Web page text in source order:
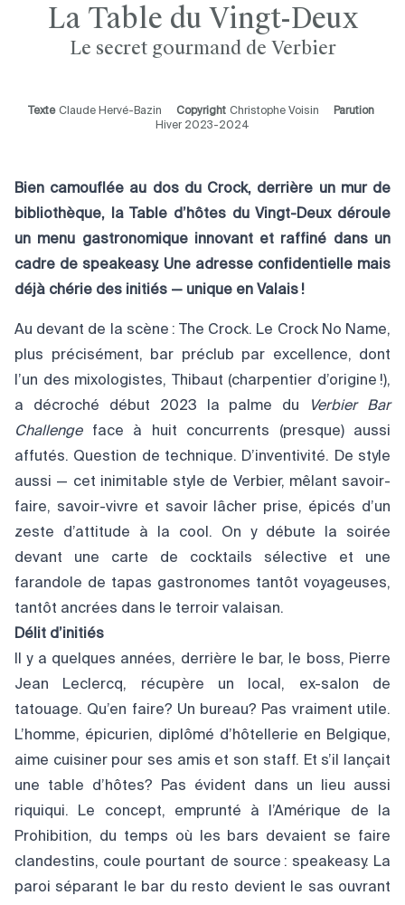
La Table du Vingt-Deux
Le secret gourmand de Verbier
Texte Claude Hervé-Bazin Copyright Christophe Voisin
Parution
Hiver 2023-2024
Bien camouflée au dos du Crock, derrière un mur de
bibliothèque, la Table d’hôtes du Vingt-Deux déroule
un menu gastronomique innovant et raffiné dans un
cadre de speakeasy. Une adresse confidentielle mais
déjà chérie des initiés — unique en Valais !
Au devant de la scène : The Crock. Le Crock No Name,
plus précisément, bar préclub par excellence, dont
l’un des mixologistes, Thibaut (charpentier d’origine !),
a décroché début 2023 la palme du
Verbier Bar
Challengeface à huit concurrents (presque) aussi
affutés. Question de technique. D’inventivité. De style
aussi — cet inimitable style de Verbier, mêlant savoir-
faire, savoir-vivre et savoir lâcher prise, épicés d’un
zeste d’attitude à la cool. On y débute la soirée
devant une carte de cocktails sélective et une
farandole de tapas gastronomes tantôt voyageuses,
tantôt ancrées dans le terroir valaisan.
Délit d’initiés
Il y a quelques années, derrière le bar, le boss, Pierre
Jean Leclercq, récupère un local, ex-salon de
tatouage. Qu’en faire? Un bureau? Pas vraiment utile.
L’homme, épicurien, diplômé d’hôtellerie en Belgique,
aime cuisiner pour ses amis et son staff. Et s’il lançait
une table d’hôtes? Pas évident dans un lieu aussi
riquiqui. Le concept, emprunté à l’Amérique de la
Prohibition, du temps où les bars devaient se faire
clandestins, coule pourtant de source : speakeasy. La
paroi séparant le bar du resto devient le sas ouvrant